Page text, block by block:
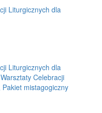
Liturgicznych dla
Liturgicznych dla
Celebracji
mistagogiczny